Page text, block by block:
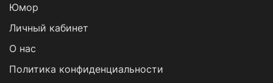
Юмор
Личный кабинет
О нас
Политика конфиденциальности